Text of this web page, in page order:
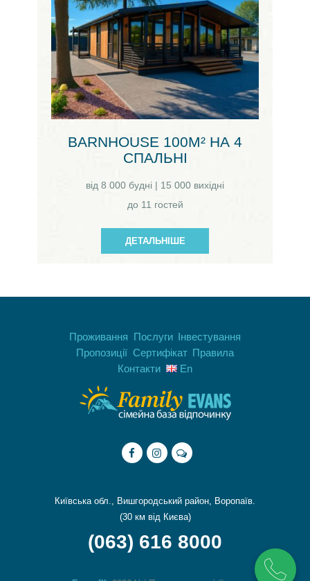
BARNHOUSE 100М² НА 4
СПАЛЬНІ
від 8 000 будні | 15 000 вихідні
до 11 гостей
ДЕТАЛЬНІШЕ
Проживання Послуги
Інвестування
Пропозиції Сертифікат Правила
Контакти
En
Київська обл., Вишгородський район, Воропаїв.
(30 км від Києва)
(063) 616 8000